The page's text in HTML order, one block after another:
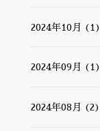
2024年10月 (1)
2024年09月 (1)
2024年08月 (2)